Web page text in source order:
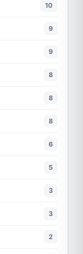
10
9
9
8
8
8
6
5
3
3
2